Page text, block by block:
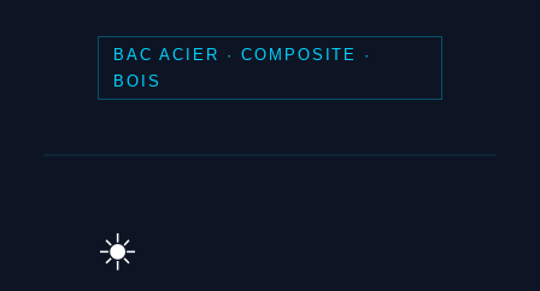
BAC ACIER · COMPOSITE ·
BOIS
☀️